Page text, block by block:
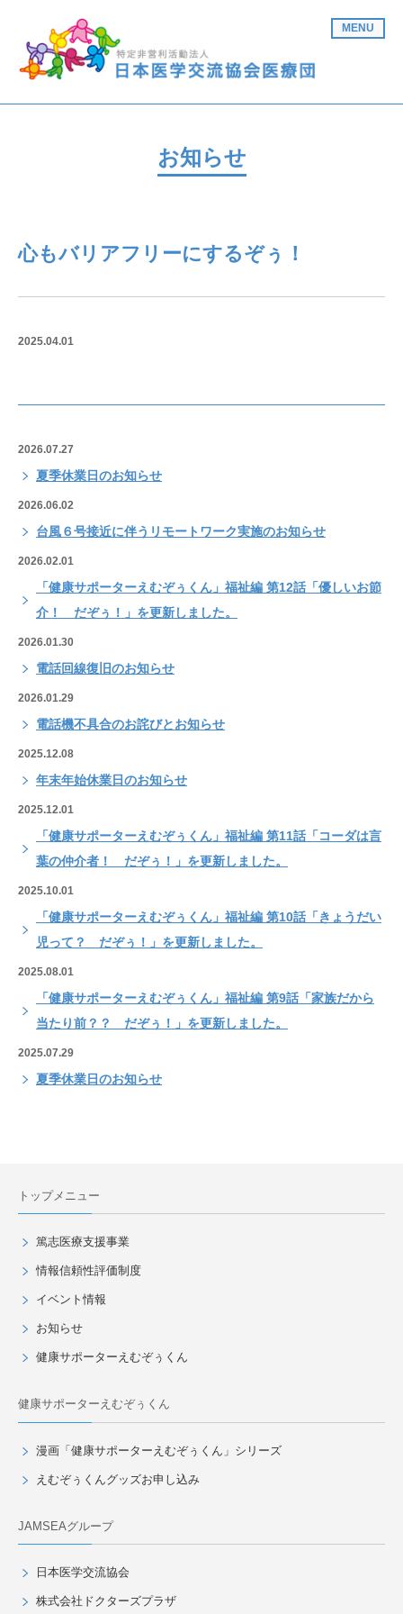
MENU
お知らせ
心もバリアフリーにするぞぅ！
2025.04.01
2026.07.27
夏季休業日のお知らせ
2026.06.02
台風６号接近に伴うリモートワーク実施のお知らせ
2026.02.01
「健康サポーターえむぞぅくん」福祉編 第12話「優しいお節
介！ だぞぅ！」を更新しました。
2026.01.30
電話回線復旧のお知らせ
2026.01.29
電話機不具合のお詫びとお知らせ
2025.12.08
年末年始休業日のお知らせ
2025.12.01
「健康サポーターえむぞぅくん」福祉編 第11話「コーダは言
葉の仲介者！ だぞぅ！」を更新しました。
2025.10.01
「健康サポーターえむぞぅくん」福祉編 第10話「きょうだい
児って？ だぞぅ！」を更新しました。
2025.08.01
「健康サポーターえむぞぅくん」福祉編 第9話「家族だから
当たり前？？ だぞぅ！」を更新しました。
2025.07.29
夏季休業日のお知らせ
トップメニュー
篤志医療支援事業
情報信頼性評価制度
イベント情報
お知らせ
健康サポーターえむぞぅくん
健康サポーターえむぞぅくん
漫画「健康サポーターえむぞぅくん」シリーズ
えむぞぅくんグッズお申し込み
JAMSEAグループ
日本医学交流協会
株式会社ドクターズプラザ